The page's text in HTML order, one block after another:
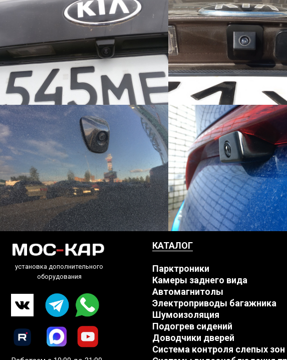
КАТАЛОГ
установка дополнительного
оборудования
Автомагнитолы
Шумоизоляция
Парктроники
Электроприводы багажника
Система контроля слепых зон
Камеры заднего вида
Подогрев сидений
Доводчики дверей